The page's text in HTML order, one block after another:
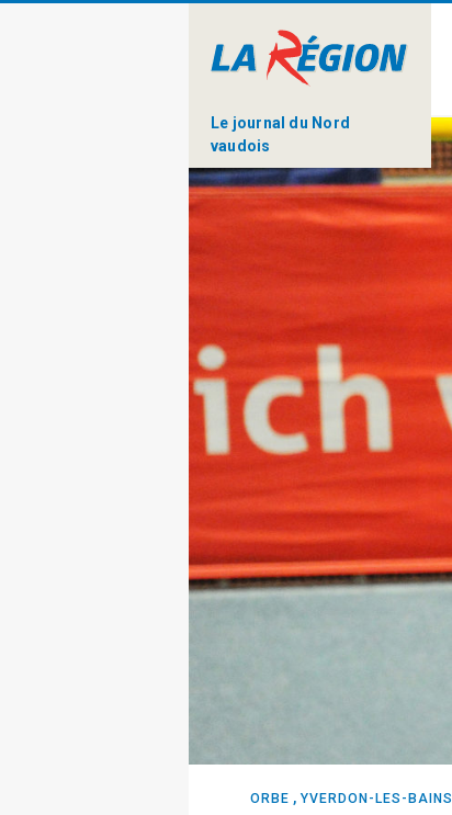
Le journal du Nord
vaudois
ORBE , YVERDON-LES-BAINS